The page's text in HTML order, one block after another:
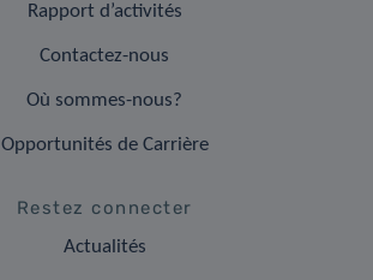
Rapport d’activités
Contactez-nous
Où sommes-nous?
Opportunités de Carrière
Restez connecter
Actualités